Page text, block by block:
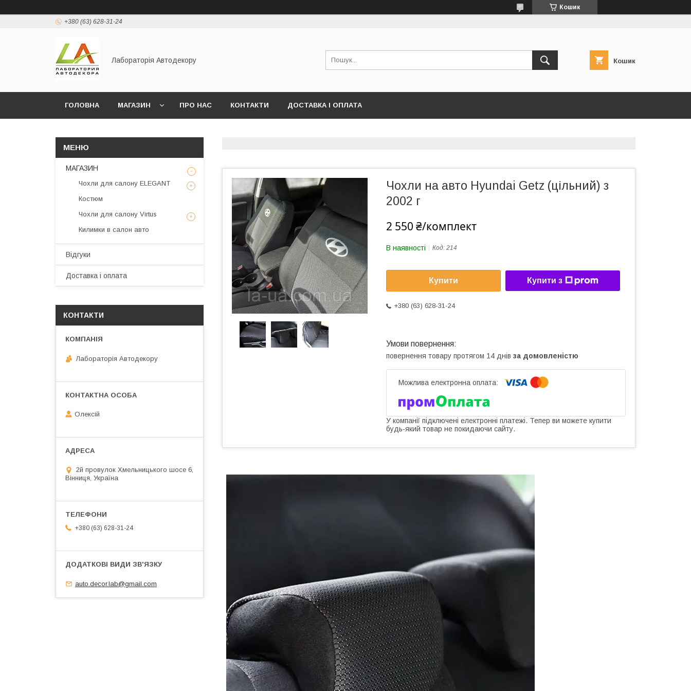
Кошик
+380 (63) 628-31-24
Лабораторія Автодекору Кошик
ГОЛОВНА МАГАЗИН ПРО НАС КОНТАКТИ ДОСТАВКА І ОПЛАТА
Чохли на авто Hyundai Getz (цільний) з
2002 г
2 550 ₴/комплект
В наявності Код: 214
Купити Купити з
+380 (63) 628-31-24
повернення товару протягом 14 днів за домовленістю
У компанії підключені електронні платежі. Тепер ви можете купити
будь-який товар не покидаючи сайту.
МАГАЗИН
Чохли для салону ELEGANT
Костюм
Чохли для салону Virtus
Килимки в салон авто
Відгуки
Доставка і оплата
КОНТАКТИ
Лабораторія Автодекору
Олексій
2й провулок Хмельницького шосе 6,
Вінниця, Україна
+380 (63) 628-31-24
auto.decor.lab@gmail.com